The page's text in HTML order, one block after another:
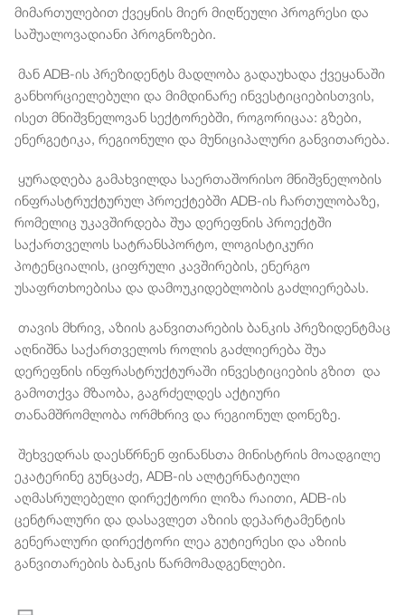
მიმართულებით ქვეყნის მიერ მიღწეული პროგრესი და
საშუალოვადიანი პროგნოზები.
მან ADB-ის პრეზიდენტს მადლობა გადაუხადა ქვეყანაში
განხორციელებული და მიმდინარე ინვესტიციებისთვის,
ისეთ მნიშვნელოვან სექტორებში, როგორიცაა: გზები,
ენერგეტიკა, რეგიონული და მუნიციპალური განვითარება.
ყურადღება გამახვილდა საერთაშორისო მნიშვნელობის
ინფრასტრუქტურულ პროექტებში ADB-ის ჩართულობაზე,
რომელიც უკავშირდება შუა დერეფნის პროექტში
საქართველოს სატრანსპორტო, ლოგისტიკური
პოტენციალის, ციფრული კავშირების, ენერგო
უსაფრთხოებისა და დამოუკიდებლობის გაძლიერებას.
თავის მხრივ, აზიის განვითარების ბანკის პრეზიდენტმაც
აღნიშნა საქართველოს როლის გაძლიერება შუა
დერეფნის ინფრასტრუქტურაში ინვესტიციების გზით და
გამოთქვა მზაობა, გაგრძელდეს აქტიური
თანამშრომლობა ორმხრივ და რეგიონულ დონეზე.
შეხვედრას დაესწრნენ ფინანსთა მინისტრის მოადგილე
ეკატერინე გუნცაძე, ADB-ის ალტერნატიული
აღმასრულებელი დირექტორი ლიზა რაითი, ADB-ის
ცენტრალური და დასავლეთ აზიის დეპარტამენტის
გენერალური დირექტორი ლეა გუტიერესი და აზიის
განვითარების ბანკის წარმომადგენლები.